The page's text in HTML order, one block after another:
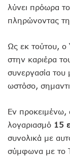
λύνει πρόωρα
πληρώνοντας
Ως εκ τούτου, ο
στην καριέρα
συνεργασία
ωστόσο,
Εν προκειμένω,
λογαριασμό 15
συνολικά με
σύμφωνα με το